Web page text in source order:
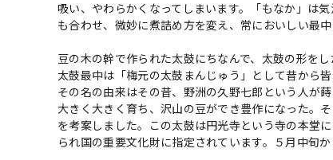
吸い、やわらかくなってしまいます。「もなか」は
も合わせ、微妙に煮詰め方を変え、常においしい最
豆の木の幹で作られた太鼓にちなんで、太鼓の形を
太鼓最中は「梅元の太鼓まんじゅう」として昔から
その名の由来はその昔、野洲の久野七郎という人が
大きく大きく育ち、沢山の豆ができ豊作になった。
を考案しました。この太鼓は円光寺という寺の本堂
られ国の重要文化財に指定されています。５月中旬